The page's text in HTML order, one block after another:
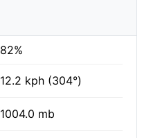
82%
12.2 kph (304°)
1004.0 mb